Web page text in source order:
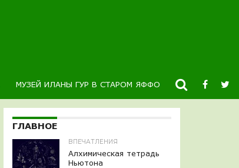
МУЗЕЙ ИЛАНЫ ГУР В СТАРОМ ЯФФО НОВОСТИ
ГЛАВНОЕ
ВПЕЧАТЛЕНИЯ
Алхимическая тетрадь
Ньютона